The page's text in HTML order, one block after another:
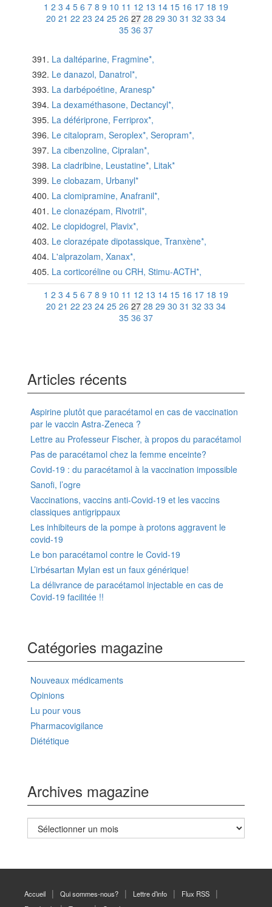
1 2 3 4 5 6 7 8 9 10 11 12 13 14 15 16 17 18 19
20 21 22 23 24 25 26 27 28 29 30 31 32 33 34
35 36 37
La daltéparine, Fragmine*,
Le danazol, Danatrol*,
La darbépoétine, Aranesp*
La dexaméthasone, Dectancyl*,
La défériprone, Ferriprox*,
Le citalopram, Seroplex*, Seropram*,
La cibenzoline, Cipralan*,
La cladribine, Leustatine*, Litak*
Le clobazam, Urbanyl*
La clomipramine, Anafranil*,
Le clonazépam, Rivotril*,
Le clopidogrel, Plavix*,
Le clorazépate dipotassique, Tranxène*,
L'alprazolam, Xanax*,
La corticoréline ou CRH, Stimu-ACTH*,
1 2 3 4 5 6 7 8 9 10 11 12 13 14 15 16 17 18 19
20 21 22 23 24 25 26 27 28 29 30 31 32 33 34
35 36 37
Articles récents
Aspirine plutôt que paracétamol en cas de vaccination
par le vaccin Astra-Zeneca ?
Lettre au Professeur Fischer, à propos du paracétamol
Pas de paracétamol chez la femme enceinte?
Covid-19 : du paracétamol à la vaccination impossible
Sanofi, l’ogre
Vaccinations, vaccins anti-Covid-19 et les vaccins
classiques antigrippaux
Les inhibiteurs de la pompe à protons aggravent le
covid-19
Le bon paracétamol contre le Covid-19
L’irbésartan Mylan est un faux générique!
La délivrance de paracétamol injectable en cas de
Covid-19 facilitée !!
Catégories magazine
Nouveaux médicaments
Opinions
Lu pour vous
Pharmacovigilance
Diététique
Archives magazine
Archives
magazine
Accueil Qui sommes-nous? Lettre d’info
Flux RSS